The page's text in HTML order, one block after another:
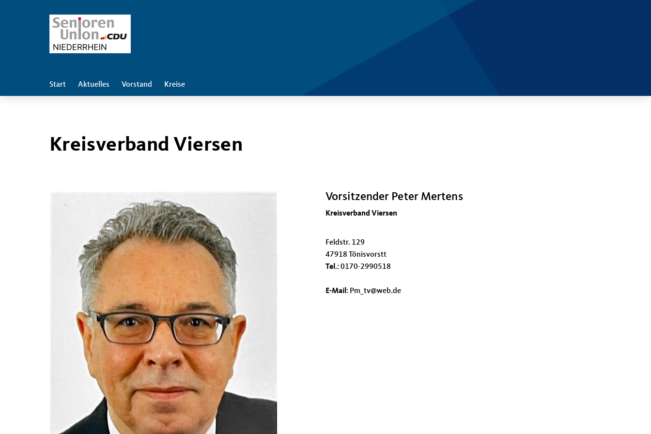
Start Aktuelles Vorstand Kreise
Kreisverband Viersen
Vorsitzender Peter Mertens
Kreisverband Viersen
Feldstr. 129
47918 Tönisvorstt
Tel .: 0170-2990518
E-Mail : Pm_tv@web.de